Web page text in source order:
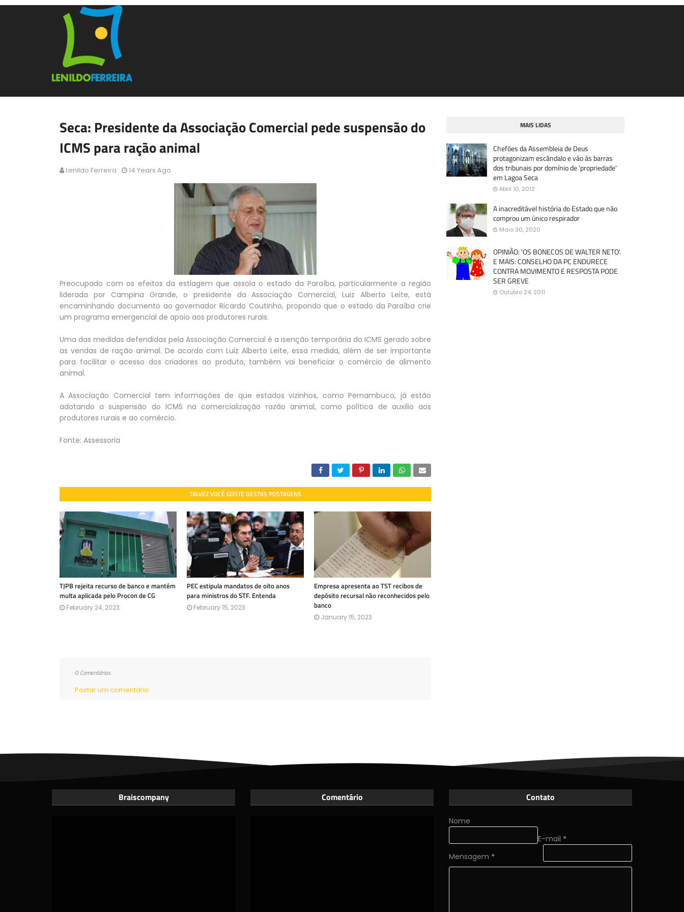
Seca: Presidente da Associação Comercial pede suspensão do
ICMS para ração animal
Lenildo Ferreira 14 Years Ago
Preocupado com os efeitos da estiagem que assola o estado da Paraíba, particularmente a região
liderada por Campina Grande, o presidente da Associação Comercial, Luiz Alberto Leite, está
encaminhando documento ao governador Ricardo Coutinho, propondo que o estado da Paraíba crie
um programa emergencial de apoio aos produtores rurais.
Uma das medidas defendidas pela Associação Comercial é a isenção temporária do ICMS gerado sobre
as vendas de ração animal. De acordo com Luiz Alberto Leite, essa medida, além de ser importante
para facilitar o acesso dos criadores ao produto, também vai beneficiar o comércio de alimento
animal.
A Associação Comercial tem informações de que estados vizinhos, como Pernambuco, já estão
adotando a suspensão do ICMS na comercialização razão animal, como política de auxilio aos
produtores rurais e ao comércio.
Fonte: Assessoria
TALVEZ VOCÊ GOSTE DESTAS POSTAGENS
TJPB rejeita recurso de banco e mantém
multa aplicada pelo Procon de CG
February 24, 2023
PEC estipula mandatos de oito anos
para ministros do STF. Entenda
February 15, 2023
Empresa apresenta ao TST recibos de
depósito recursal não reconhecidos pelo
banco
January 15, 2023
0 Comentários
Postar um comentário
MAIS LIDAS
Chefões da Assembleia de Deus
protagonizam escândalo e vão às barras
dos tribunais por domínio de 'propriedade'
em Lagoa Seca
Abril 10, 2012
A inacreditável história do Estado que não
comprou um único respirador
Maio 30, 2020
OPINIÃO: 'OS BONECOS DE WALTER NETO'.
E MAIS: CONSELHO DA PC ENDURECE
CONTRA MOVIMENTO E RESPOSTA PODE
SER GREVE
Outubro 24, 2011
Braiscompany Comentário Contato
Nome
E-mail *
Mensagem *